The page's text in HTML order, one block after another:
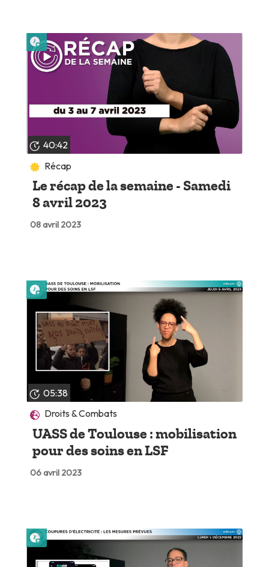
40:42
Récap
Le récap de la semaine - Samedi
8 avril 2023
08 avril 2023
Lire plus tard
05:38
Droits & Combats
UASS de Toulouse : mobilisation
pour des soins en LSF
06 avril 2023
Lire plus tard
Lire plus tard